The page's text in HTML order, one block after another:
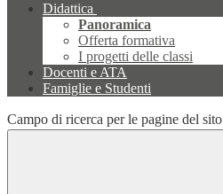
Didattica
Panoramica
Offerta formativa
I progetti delle classi
Docenti e ATA
Famiglie e Studenti
Campo di ricerca per le pagine del sito